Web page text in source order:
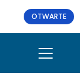
OTWARTE